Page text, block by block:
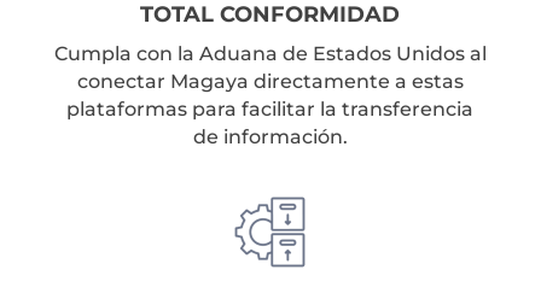
TOTAL CONFORMIDAD
Cumpla con la Aduana de Estados Unidos al
conectar Magaya directamente a estas
plataformas para facilitar la transferencia
de información.